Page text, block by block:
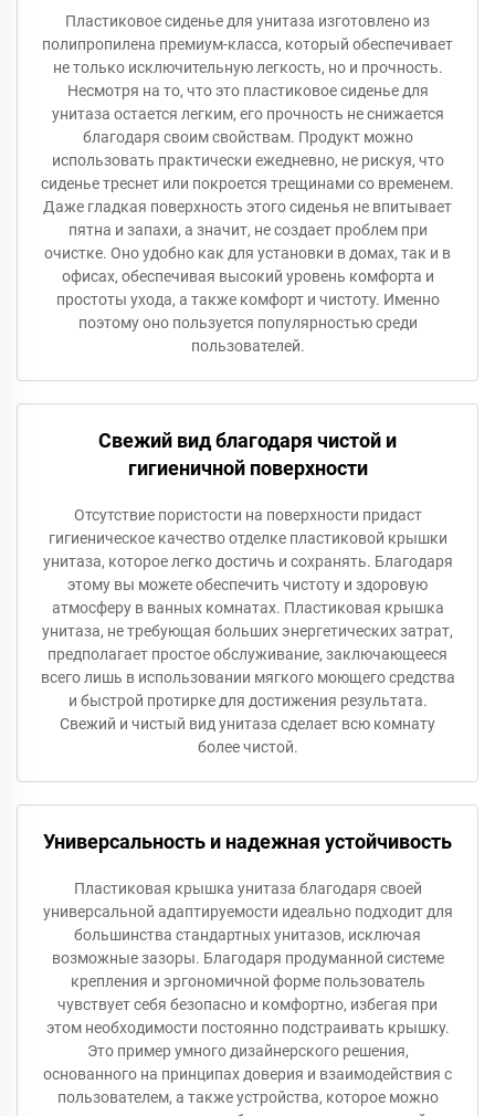
Пластиковое сиденье для унитаза изготовлено из
полипропилена премиум-класса, который обеспечивает
не только исключительную легкость, но и прочность.
Несмотря на то, что это пластиковое сиденье для
унитаза остается легким, его прочность не снижается
благодаря своим свойствам. Продукт можно
использовать практически ежедневно, не рискуя, что
сиденье треснет или покроется трещинами со временем.
Даже гладкая поверхность этого сиденья не впитывает
пятна и запахи, а значит, не создает проблем при
очистке. Оно удобно как для установки в домах, так и в
офисах, обеспечивая высокий уровень комфорта и
простоты ухода, а также комфорт и чистоту. Именно
поэтому оно пользуется популярностью среди
пользователей.
Свежий вид благодаря чистой и
гигиеничной поверхности
Отсутствие пористости на поверхности придаст
гигиеническое качество отделке пластиковой крышки
унитаза, которое легко достичь и сохранять. Благодаря
этому вы можете обеспечить чистоту и здоровую
атмосферу в ванных комнатах. Пластиковая крышка
унитаза, не требующая больших энергетических затрат,
предполагает простое обслуживание, заключающееся
всего лишь в использовании мягкого моющего средства
и быстрой протирке для достижения результата.
Свежий и чистый вид унитаза сделает всю комнату
более чистой.
Универсальность и надежная устойчивость
Пластиковая крышка унитаза благодаря своей
универсальной адаптируемости идеально подходит для
большинства стандартных унитазов, исключая
возможные зазоры. Благодаря продуманной системе
крепления и эргономичной форме пользователь
чувствует себя безопасно и комфортно, избегая при
этом необходимости постоянно подстраивать крышку.
Это пример умного дизайнерского решения,
основанного на принципах доверия и взаимодействия с
пользователем, а также устройства, которое можно